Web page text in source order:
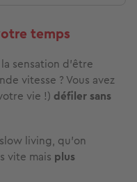
temps
sensation d’être
vitesse ? Vous avez
vie !) défiler sans
living, qu’on
vite mais plus